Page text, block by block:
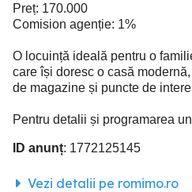
Preț: 170.000
Comision agenție: 1%
O locuință ideală pentru o
care își doresc o casă
de magazine și puncte de
Pentru detalii și programarea
ID anunț: 1772125145
Vezi detalii pe romimo.ro